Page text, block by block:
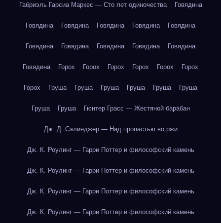
Габриэль Гарсиа Маркес — Сто лет одиночества Говядина
Говядина Говядина Говядина Говядина Говядина
Говядина Говядина Говядина Говядина Говядина
Говядина Горох Горох Горох Горох Горох Горох
Горох Груша Груша Груша Груша Груша Груша
Груша Груша Гюнтер Грасс — Жестяной барабан
Дж. Д. Сэлинджер — Над пропастью во ржи
Дж. К. Роулинг — Гарри Поттер и философский камень
Дж. К. Роулинг — Гарри Поттер и философский камень
Дж. К. Роулинг — Гарри Поттер и философский камень
Дж. К. Роулинг — Гарри Поттер и философский камень